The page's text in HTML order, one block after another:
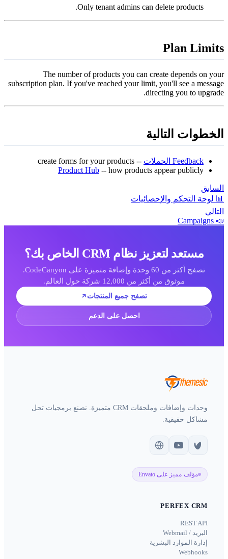
Only tenant admins can delete products.
Plan
The number of products you can create depends on
subscription plan. If you've reached your limit, you'll see a
directing you to
التالية
Feedback الحملات
-- create forms for your products
Product Hub-- how products appear publicly
لوحة التحكم والإحصائيات
📣
مستعد لتعزيز نظام CRM الخاص بك؟
تصفح أكثر من 60 وحدة وإضافة متميزة على CodeCanyon.
موثوق من أكثر من 12,000 شركة حول العالم.
تصفح جميع المنتجات
احصل على الدعم
وحدات وإضافات وملحقات CRM متميزة. نصنع برمجيات تحل
مشاكل حقيقية.
مؤلف مميز على Envato
PERFEX CRM
REST API
البريد / Webmail
إدارة الموارد البشرية
Webhooks